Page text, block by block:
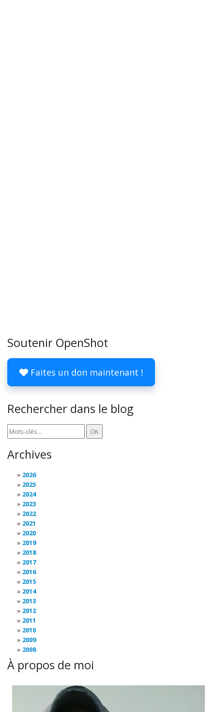
Soutenir OpenShot
Faites un don maintenant !
Rechercher dans le blog
Archives
2026
2025
2024
2023
2022
2021
2020
2019
2018
2017
2016
2015
2014
2013
2012
2011
2010
2009
2008
À propos de moi